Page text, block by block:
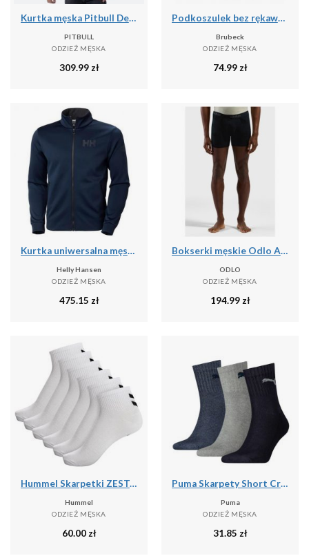
Kurtka męska Pitbull Detroit Baseball
PITBULL
ODZIEŻ MĘSKA
309.99 zł
Podkoszulek bez rękawów Brubeck Base Layer Ultra Light 3D
Brubeck
ODZIEŻ MĘSKA
74.99 zł
Kurtka uniwersalna męska Helly Hansen Hp Fleece
Helly Hansen
ODZIEŻ MĘSKA
475.15 zł
Bokserki męskie Odlo ACTIVE F-DRY GRAPHIC 2 PACK
ODLO
ODZIEŻ MĘSKA
194.99 zł
Hummel Skarpetki ZESTAW 6-Pack Z SZEWRONAMI MID CUT
Hummel
ODZIEŻ MĘSKA
60.00 zł
Puma Skarpety Short Crew 3-Pak 90611058
Puma
ODZIEŻ MĘSKA
31.85 zł